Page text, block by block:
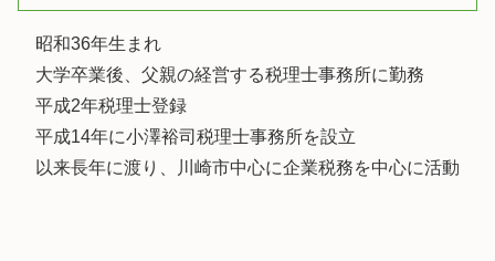
昭和36年生まれ
大学卒業後、父親の経営する税理士事務所に勤務
平成2年税理士登録
平成14年に小澤裕司税理士事務所を設立
以来長年に渡り、川崎市中心に企業税務を中心に活動